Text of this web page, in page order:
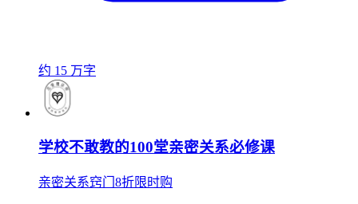
约 15 万字
学校不敢教的100堂亲密关系必修课
亲密关系窍门8折限时购